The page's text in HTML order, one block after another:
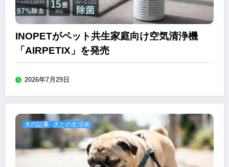
INOPETがペット共生家庭向け空気清浄機
「AIRPETIX」を発売
2026年7月29日
犬の記事 犬との生活術